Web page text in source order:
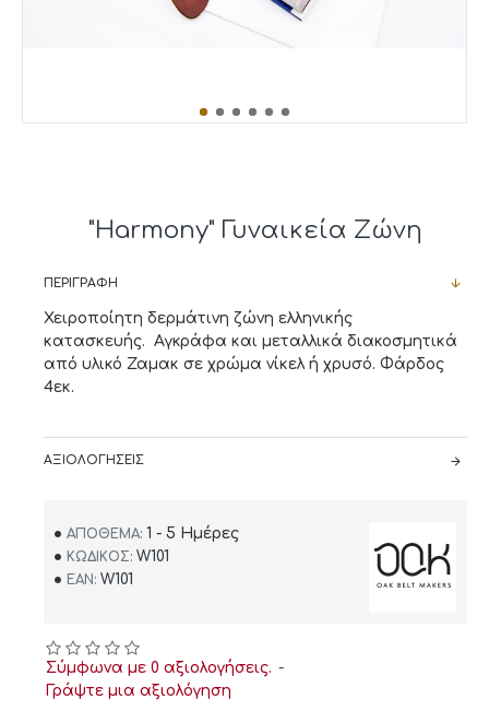
"Harmony" Γυναικεία Ζώνη
ΠΕΡΙΓΡΑΦΉ
Χειροποίητη δερμάτινη ζώνη ελληνικής
κατασκευής. Αγκράφα και μεταλλικά διακοσμητικά
από υλικό Ζαμακ σε χρώμα νίκελ ή χρυσό. Φάρδος
4εκ.
ΑΞΙΟΛΟΓΉΣΕΙΣ
ΑΠΌΘΕΜΑ: 1 - 5 Ημέρες
ΚΩΔΙΚΌΣ: W101
EAN: W101
Σύμφωνα με 0 αξιολογήσεις. -
Γράψτε μια αξιολόγηση